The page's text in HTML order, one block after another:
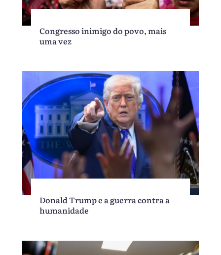
Congresso inimigo do povo, mais
uma vez
Donald Trump e a guerra contra a
humanidade